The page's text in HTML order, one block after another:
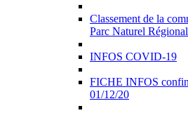
Classement de la
Parc Naturel
INFOS COVID-19
FICHE INFOS
01/12/20